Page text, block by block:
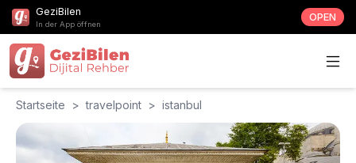
GeziBilen
In der App öffnen
OPEN
Startseite > travelpoint > istanbul